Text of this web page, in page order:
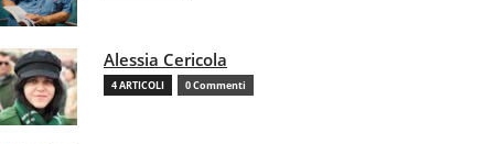
Alessia Cericola
4 ARTICOLI 0 Commenti